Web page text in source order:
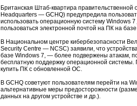
Британская Штаб-квартира правительственной
Headquarters — GCHQ) предупредила
использовать операционную систему Windows
пользоваться электронной почтой на ПК на
В Национальном центре кибербезопасности
Security Centre — NCSC) заявили, что
базе Windows 7, — более подвержены атакам,
бесплатную поддержку операционной системы.
купить ПК с обновленной ОС.
В GCHQ советуют пользователям перейти на
альтернативные меры предосторожности
данных на другом устройстве и др.).